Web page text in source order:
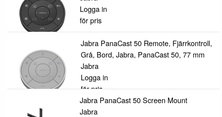
Logga in
för pris
Jabra PanaCast 50 Remote, Fjärrkontroll,
Grå, Bord, Jabra, PanaCast 50, 77 mm
Jabra
Logga in
för pris
Jabra PanaCast 50 Screen Mount
Jabra